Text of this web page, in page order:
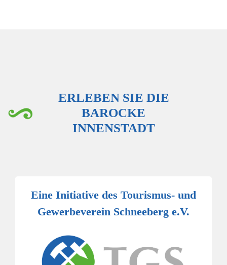
ERLEBEN SIE DIE
BAROCKE
INNENSTADT
Eine Initiative des Tourismus- und
Gewerbeverein Schneeberg e.V.